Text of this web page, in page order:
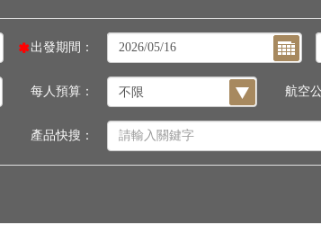
出發期間：
每人預算： 航空
產品快搜：